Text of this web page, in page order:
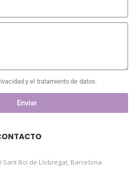
y el tratamiento de datos.
Enviar
Sant Boi de Llobregat, Barcelona